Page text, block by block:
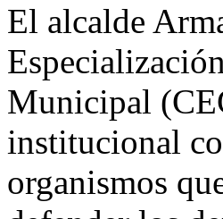
El alcalde
Municipal
institucional
organismos